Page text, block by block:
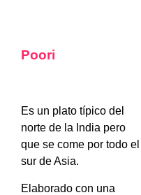
Poori
Es un plato típico del
norte de la India pero
que se come por todo el
sur de Asia.
Elaborado con una